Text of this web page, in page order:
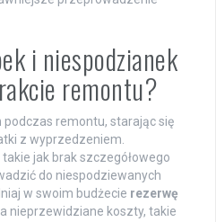
i niespodzianek
remontu?
podczas remontu, starając się
z wyprzedzeniem.
jak brak szczegółowego
do niespodziewanych
w swoim budżecie rezerwę
nieprzewidziane koszty, takie